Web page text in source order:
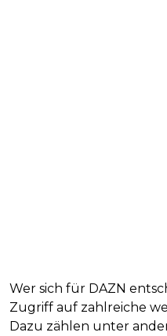
Wer sich für DAZN
Zugriff auf zahlreiche
Dazu zählen unter